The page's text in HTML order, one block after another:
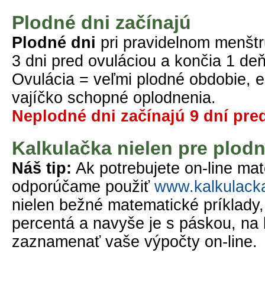
Plodné dni začínajú
Plodné dni pri pravidelnom
3 dni pred ovuláciou a končia 1
Ovulácia = veľmi plodné obdobie,
vajíčko schopné oplodnenia.
Neplodné dni začínajú 9 dní
Kalkulačka nielen pre
Náš tip: Ak potrebujete on-line
odporúčame použiť
nielen bežné matematické
percentá a navyše je s páskou, na
zaznamenať vaše výpočty on-line.